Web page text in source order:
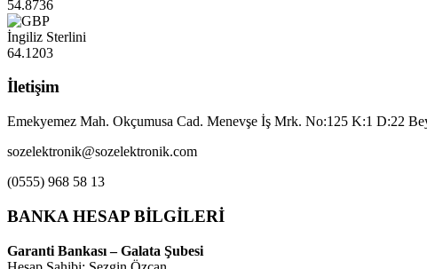
54.8736
İngiliz Sterlini
64.1203
İletişim
Emekyemez Mah. Okçumusa Cad. Menevşe İş Mrk. No:125 K:1 D:22
sozelektronik@sozelektronik.com
(0555) 968 58 13
BANKA HESAP BİLGİLERİ
Garanti Bankası – Galata Şubesi